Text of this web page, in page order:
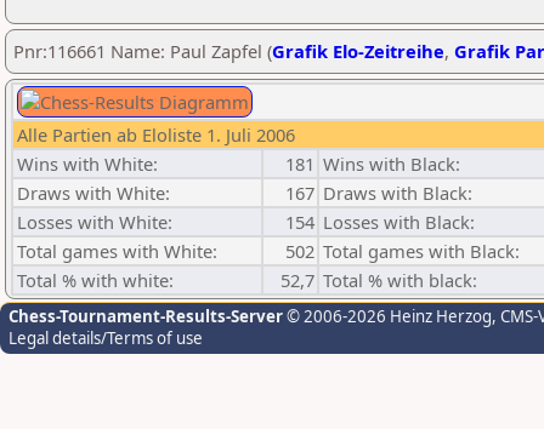
Pnr:116661 Name: Paul Zapfel (Grafik Elo-Zeitreihe, Grafik
Alle Partien ab Eloliste 1. Juli 2006
Wins with White:
181 Wins with Black:
Draws with White:
167 Draws with Black:
Losses with White:
154 Losses with Black:
Total games with White:
502 Total games with Black:
Total % with white:
52,7 Total % with black:
Chess-Tournament-Results-Server© 2006-2026 Heinz Herzog,
Legal details/Terms of use